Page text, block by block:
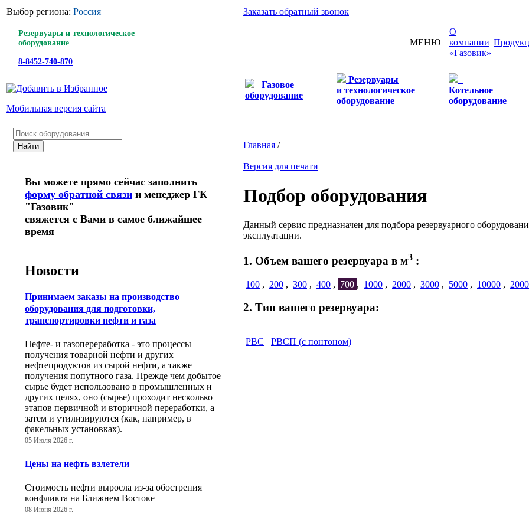
Выбор региона: Россия
Резервуары и технологическое
оборудование
8-8452-740-870
Мобильная версия сайта
Заказать обратный звонок
МЕНЮ
О
компании
«Газовик»
Газовое
оборудование
Резервуары
и технологическое
оборудование
Котельное
оборудование
Вы можете прямо сейчас заполнить
форму обратной связи и менеджер ГК
"Газовик"
свяжется с Вами в самое ближайшее
время
Новости
Принимаем заказы на производство
оборудования для подготовки,
транспортировки нефти и газа
Нефте- и газопереработка - это процессы
получения товарной нефти и других
нефтепродуктов из сырой нефти, а также
получения попутного газа. Прежде чем добытое
сырье будет использовано в промышленных и
других целях, оно (сырье) проходит несколько
этапов первичной и вторичной переработки, а
затем и утилизируются (как, например, в
факельных установках).
05 Июля 2026 г.
Цены на нефть взлетели
Стоимость нефти выросла из-за обострения
конфликта на Ближнем Востоке
08 Июня 2026 г.
Главная /
Версия для печати
Подбор оборудования
Данный сервис предназначен для подбора резервуарного
эксплуатации.
1. Объем вашего резервуара в м3 :
100 , 200 , 300 , 400 , 700 , 1000 , 2000 , 3000 , 5000 , 10000 ,
2. Тип вашего резервуара:
РВС РВСП (с понтоном)